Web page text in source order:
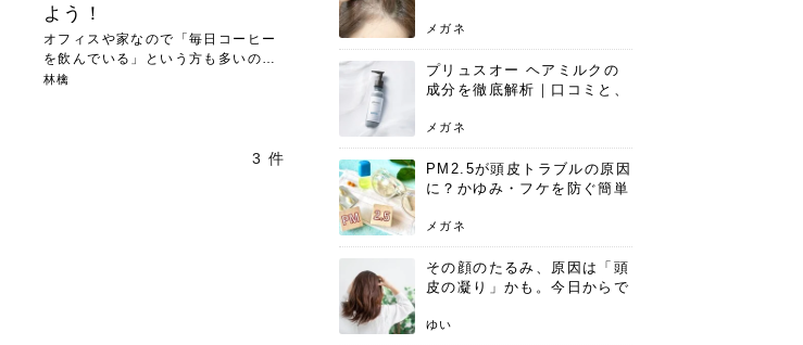
よう！
オフィスや家なので「毎日コーヒー
を飲んでいる」という方も多いので
はな...
林檎
3 件
メガネ
プリュスオー ヘアミルクの
成分を徹底解析｜口コミと、
説
メガネ
PM2.5が頭皮トラブルの原因
に？かゆみ・フケを防ぐ簡単
メガネ
その顔のたるみ、原因は「頭
皮の凝り」かも。今日からで
サージ
ゆい